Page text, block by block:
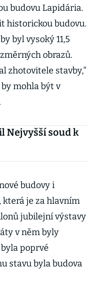
budovu Lapidária.
historickou budovu.
byl vysoký 11,5
obrazů.
zhotovitele stavby,"
mohla být v
Nejvyšší soud k
budovy i
je za hlavním
jubilejní výstavy
v něm byly
poprvé
stavu byla budova